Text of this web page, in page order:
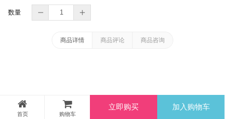
数量
商品详情 商品评论 商品咨询
首页 购物车
立即购买 加入购物车